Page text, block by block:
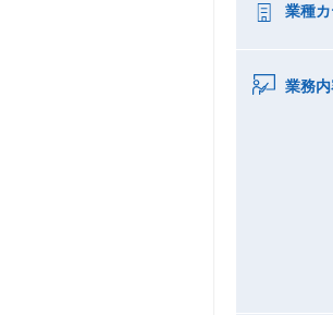
業種カ
業務